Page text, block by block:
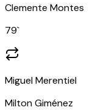
Clemente Montes
79`
Miguel Merentiel
Milton Giménez